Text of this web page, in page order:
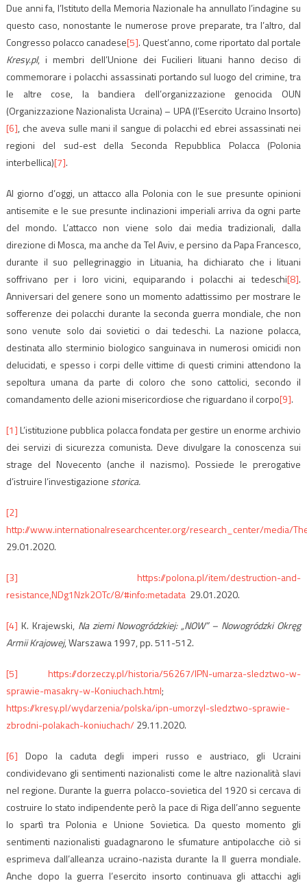
Due anni fa, l’Istituto della Memoria Nazionale ha annullato l’indagine su
questo caso, nonostante le numerose prove preparate, tra l’altro, dal
Congresso polacco canadese[5]. Quest’anno, come riportato dal portale
Kresy.pl, i membri dell’Unione dei Fucilieri lituani hanno deciso di
commemorare i polacchi assassinati portando sul luogo del crimine, tra
le altre cose, la bandiera dell’organizzazione genocida OUN
(Organizzazione Nazionalista Ucraina) – UPA (l’Esercito Ucraino Insorto)
[6], che aveva sulle mani il sangue di polacchi ed ebrei assassinati nei
regioni del sud-est della Seconda Repubblica Polacca (Polonia
interbellica)[7].
Al giorno d’oggi, un attacco alla Polonia con le sue presunte opinioni
antisemite e le sue presunte inclinazioni imperiali arriva da ogni parte
del mondo. L’attacco non viene solo dai media tradizionali, dalla
direzione di Mosca, ma anche da Tel Aviv, e persino da Papa Francesco,
durante il suo pellegrinaggio in Lituania, ha dichiarato che i lituani
soffrivano per i loro vicini, equiparando i polacchi ai tedeschi[8].
Anniversari del genere sono un momento adattissimo per mostrare le
sofferenze dei polacchi durante la seconda guerra mondiale, che non
sono venute solo dai sovietici o dai tedeschi. La nazione polacca,
destinata allo sterminio biologico sanguinava in numerosi omicidi non
delucidati, e spesso i corpi delle vittime di questi crimini attendono la
sepoltura umana da parte di coloro che sono cattolici, secondo il
comandamento delle azioni misericordiose che riguardano il corpo[9].
[1]L’istituzione pubblica polacca fondata per gestire un enorme archivio
dei servizi di sicurezza comunista. Deve divulgare la conoscenza sui
strage del Novecento (anche il nazismo). Possiede le prerogative
d’istruire l’investigazione storica.
[2]
http://www.internationalresearchcenter.org/research_center/media/
29.01.2020.
[3]
https://polona.pl/item/destruction-and-
resistance,NDg1Nzk2OTc/8/#info:metadata29.01.2020.
[4] K. Krajewski, Na ziemi Nowogródzkiej: „NOW” – Nowogródzki Okręg
Armii Krajowej, Warszawa 1997, pp. 511-512.
[5]
https://dorzeczy.pl/historia/56267/IPN-umarza-sledztwo-w-
sprawie-masakry-w-Koniuchach.html;
https://kresy.pl/wydarzenia/polska/ipn-umorzyl-sledztwo-sprawie-
zbrodni-polakach-koniuchach/ 29.11.2020.
[6] Dopo la caduta degli imperi russo e austriaco, gli Ucraini
condividevano gli sentimenti nazionalisti come le altre nazionalità slavi
nel regione. Durante la guerra polacco-sovietica del 1920 si cercava di
costruire lo stato indipendente però la pace di Riga dell’anno seguente
lo spartì tra Polonia e Unione Sovietica. Da questo momento gli
sentimenti nazionalisti guadagnarono le sfumature antipolacche ciò si
esprimeva dall’alleanza ucraino-nazista durante la II guerra mondiale.
Anche dopo la guerra l’esercito insorto continuava gli attacchi agli